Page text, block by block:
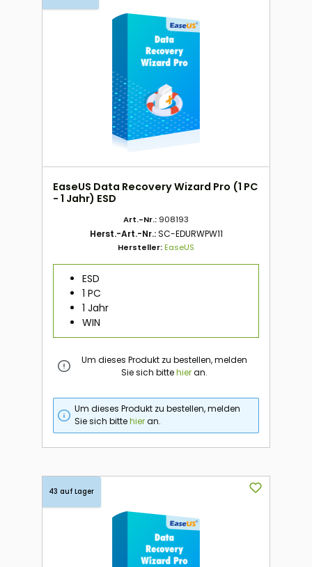
EaseUS Data Recovery Wizard Pro (1 PC
- 1 Jahr) ESD
Art.-Nr.: 908193
Herst.-Art.-Nr.:SC-EDURWPW11
Hersteller:EaseUS
ESD
1 PC
1 Jahr
WIN
Um dieses Produkt zu bestellen, melden
Sie sich bittehieran.
Um dieses Produkt zu bestellen, melden
Sie sich bittehieran.
43 auf Lager